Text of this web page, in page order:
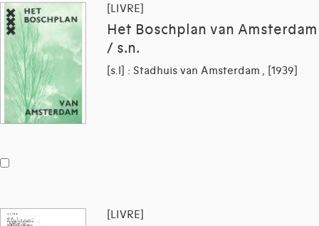
[LIVRE]
Het Boschplan van Amsterdam
/ s.n.
[s.l] : Stadhuis van Amsterdam , [1939]
[LIVRE]